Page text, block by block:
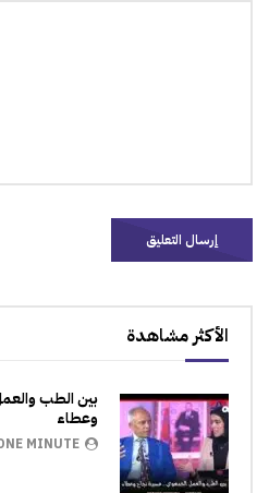
الأكثر مشاهدة
بين الطب
وعطاء
MINUTE